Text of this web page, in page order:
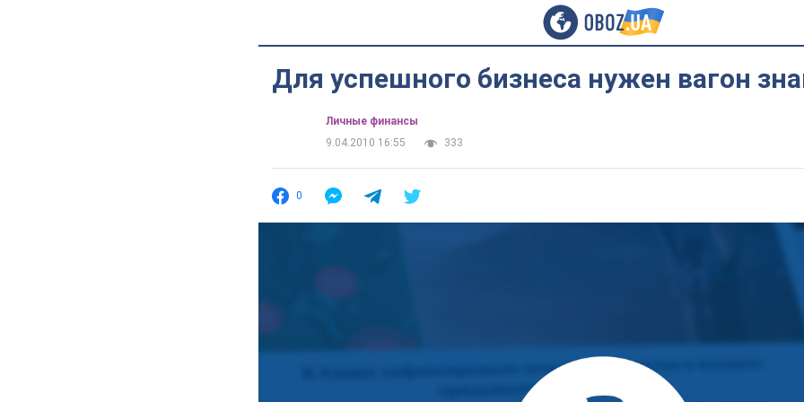
Для успешного бизнеса нужен вагон
Личные финансы
9.04.2010 16:55
333
0